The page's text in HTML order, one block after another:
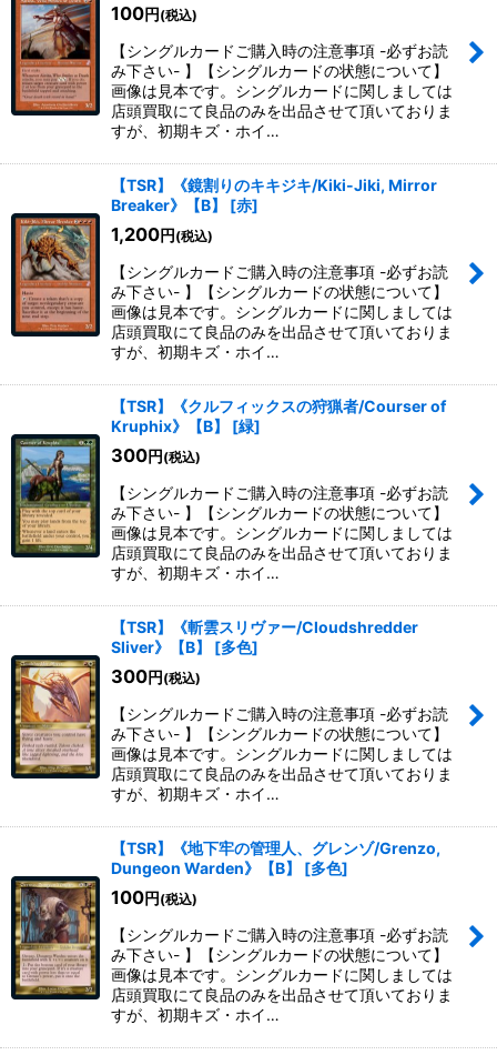
100円 (税込)
【シングルカードご購入時の注意事項 -必ずお読
み下さい- 】【シングルカードの状態について】
画像は見本です。シングルカードに関しましては
店頭買取にて良品のみを出品させて頂いておりま
すが、初期キズ・ホイ…
【TSR】《鏡割りのキキジキ/Kiki-Jiki, Mirror
Breaker》【B】
[赤]
1,200円 (税込)
【シングルカードご購入時の注意事項 -必ずお読
み下さい- 】【シングルカードの状態について】
画像は見本です。シングルカードに関しましては
店頭買取にて良品のみを出品させて頂いておりま
すが、初期キズ・ホイ…
【TSR】《クルフィックスの狩猟者/Courser of
Kruphix》【B】
[緑]
300円 (税込)
【シングルカードご購入時の注意事項 -必ずお読
み下さい- 】【シングルカードの状態について】
画像は見本です。シングルカードに関しましては
店頭買取にて良品のみを出品させて頂いておりま
すが、初期キズ・ホイ…
【TSR】《斬雲スリヴァー/Cloudshredder
Sliver》【B】
[多色]
300円 (税込)
【シングルカードご購入時の注意事項 -必ずお読
み下さい- 】【シングルカードの状態について】
画像は見本です。シングルカードに関しましては
店頭買取にて良品のみを出品させて頂いておりま
すが、初期キズ・ホイ…
【TSR】《地下牢の管理人、グレンゾ/Grenzo,
Dungeon Warden》【B】
[多色]
100円 (税込)
【シングルカードご購入時の注意事項 -必ずお読
み下さい- 】【シングルカードの状態について】
画像は見本です。シングルカードに関しましては
店頭買取にて良品のみを出品させて頂いておりま
すが、初期キズ・ホイ…